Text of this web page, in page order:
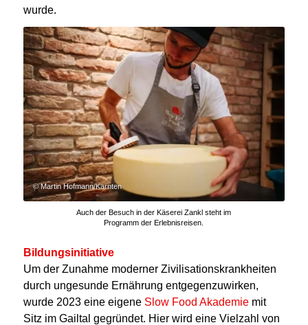
wurde.
© Martin Hofmann/Karnten
Auch der Besuch in der Käserei Zankl steht im
Programm der Erlebnisreisen.
Bildungsinitiative
Um der Zunahme moderner Zivilisationskrankheiten
durch ungesunde Ernährung entgegenzuwirken,
wurde 2023 eine eigene Slow Food Akademiemit
Sitz im Gailtal gegründet. Hier wird eine Vielzahl von